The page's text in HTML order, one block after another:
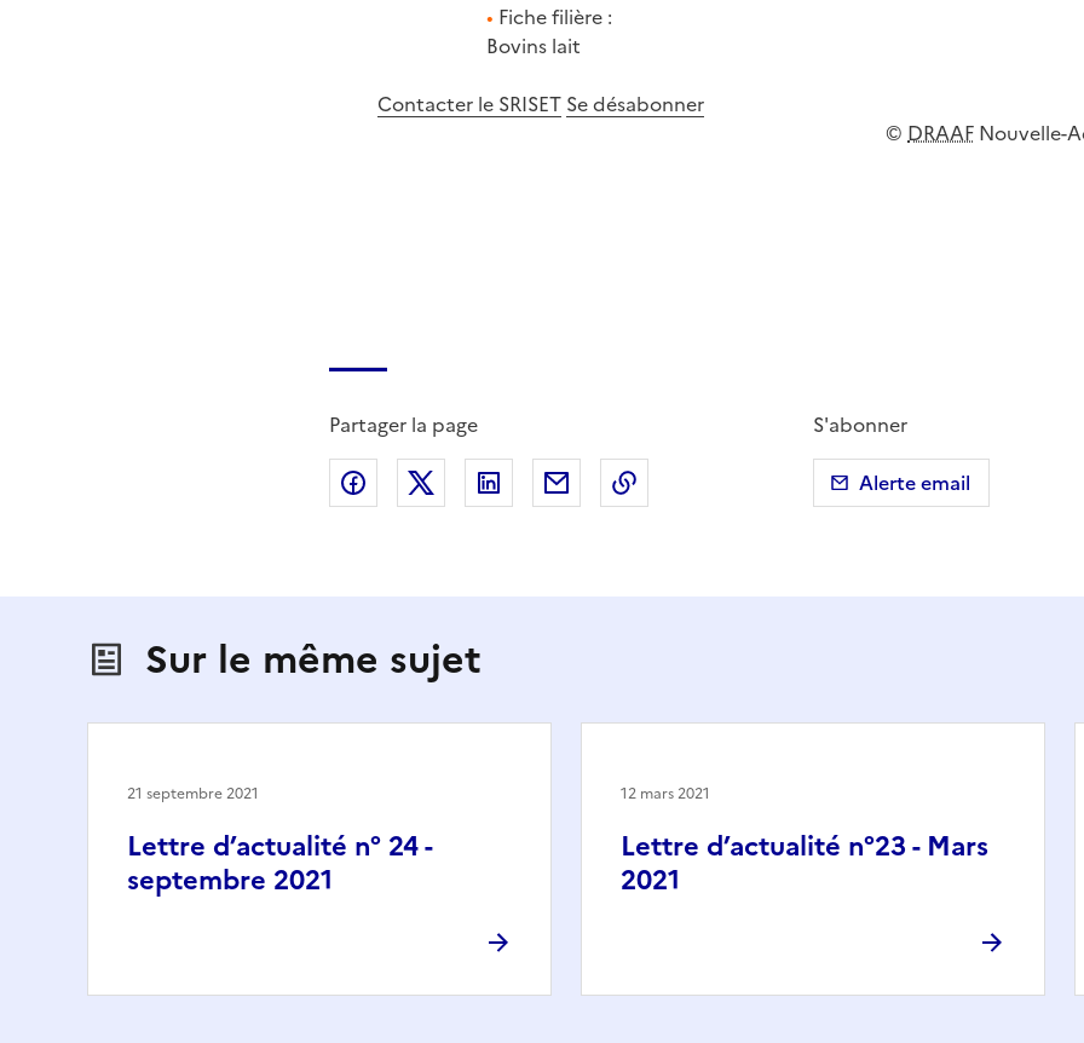
• Fiche filière :
Bovins lait
Contacter le SRISET Se désabonner
© DRAAF Nouvelle-
Partager la page
Partager sur Facebook
Partager sur X (anciennement Twitter)
Partager sur LinkedIn
Partager par emailCopier dans le presse-papier
S'abonner
Alerte email
Sur le même sujet
Lettre d’actualité n° 24 -
septembre 2021
21 septembre 2021
Lettre d’actualité n°23 - Mars
2021
12 mars 2021